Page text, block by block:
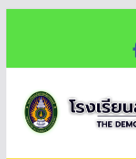
content